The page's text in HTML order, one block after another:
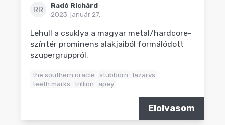
RR
Radó Richárd
2023. január 27.
Lehull a csuklya a magyar metal/hardcore-
színtér prominens alakjaiból formálódott
szupergruppról.
the southern oracle stubborn
lazarvs
teeth marks
trillion apey
Elolvasom